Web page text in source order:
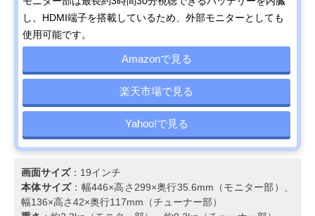
し、HDMI端子を搭載しているため、外部モニターとしても
使用可能です。
Amazonで見る
楽天市場で見る
Yahoo!で見る
画面サイズ：19インチ
本体サイズ：幅446×高さ299×奥行35.6mm（モニター部）、
幅136×高さ42×奥行117mm（チューナー部）